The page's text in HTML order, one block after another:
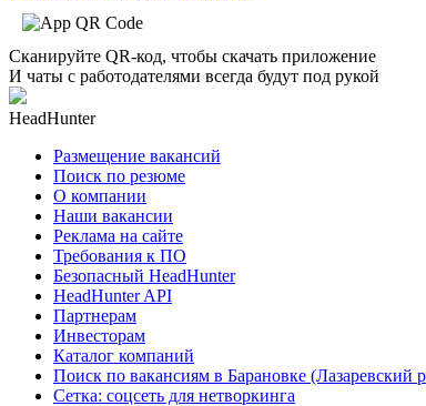
Сканируйте QR-код, чтобы скачать приложение
И чаты с работодателями всегда будут под рукой
HeadHunter
Размещение вакансий
Поиск по резюме
О компании
Наши вакансии
Реклама на сайте
Требования к ПО
Безопасный HeadHunter
HeadHunter API
Партнерам
Инвесторам
Каталог компаний
Поиск по вакансиям в Барановке (Лазаревский
Сетка: соцсеть для нетворкинга